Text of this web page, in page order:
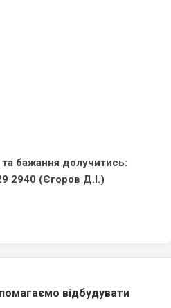
бажання долучитись:
2940 (Єгоров Д.І.)
відбудувати